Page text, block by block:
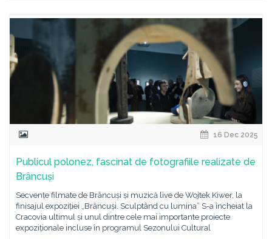
16 Dec 2025
Publicul polonez, fascinat de fotografiile realizate de
Brâncuși
Secvențe filmate de Brâncuși și muzică live de Wojtek Kiwer, la
finisajul expoziției „Brâncuși. Sculptând cu lumina” S-a încheiat la
Cracovia ultimul și unul dintre cele mai importante proiecte
expoziționale incluse în programul Sezonului Cultural